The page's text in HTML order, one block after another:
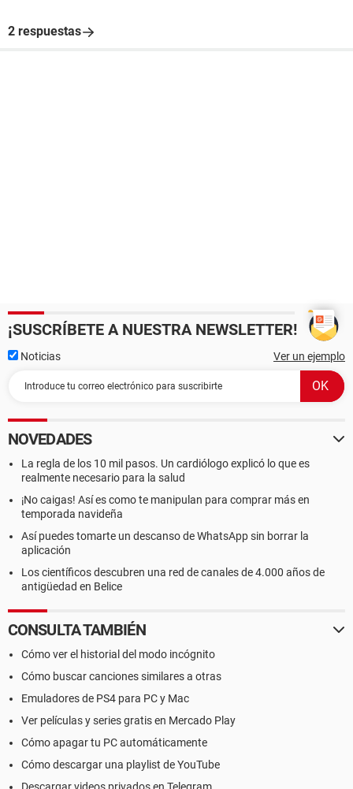
2 respuestas
¡SUSCRÍBETE A NUESTRA NEWSLETTER!
Noticias Ver un ejemplo
NOVEDADES
La regla de los 10 mil pasos. Un cardiólogo explicó lo que es
realmente necesario para la salud
¡No caigas! Así es como te manipulan para comprar más en
temporada navideña
Así puedes tomarte un descanso de WhatsApp sin borrar la
aplicación
Los científicos descubren una red de canales de 4.000 años de
antigüedad en Belice
CONSULTA TAMBIÉN
Cómo ver el historial del modo incógnito
Cómo buscar canciones similares a otras
Emuladores de PS4 para PC y Mac
Ver películas y series gratis en Mercado Play
Cómo apagar tu PC automáticamente
Cómo descargar una playlist de YouTube